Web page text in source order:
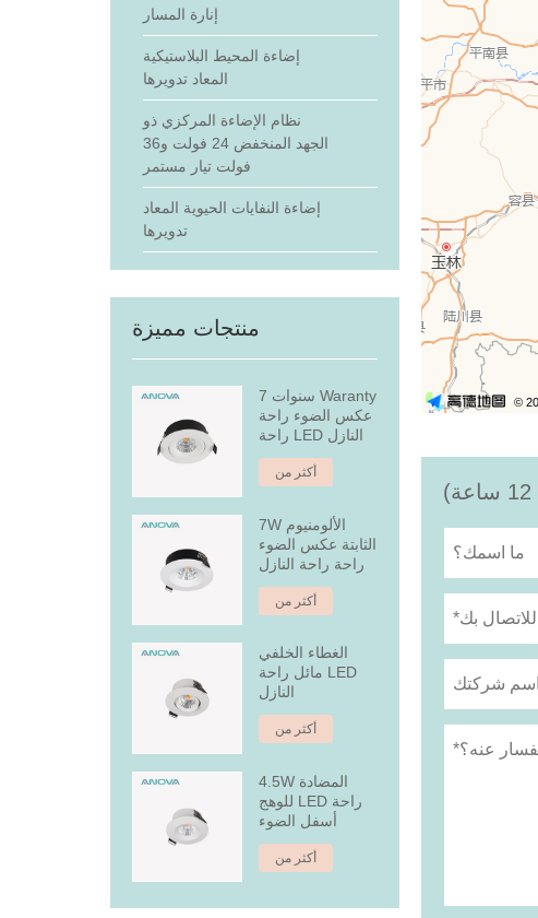
إنارة المسار
إضاءة المحيط البلاستيكية
المعاد تدويرها
نظام الإضاءة المركزي ذو
الجهد المنخفض 24 فولت و36
فولت تيار مستمر
إضاءة النفايات الحيوية المعاد
تدويرها
منتجات مميزة
7 سنوات Waranty
عكس الضوء راحة
راحة LED النازل
أكثر من
7W الألومنيوم
الثابتة عكس الضوء
راحة راحة النازل
أكثر من
الغطاء الخلفي
مائل راحة LED
النازل
أكثر من
4.5W المضادة
للوهج LED راحة
أسفل الضوء
أكثر من